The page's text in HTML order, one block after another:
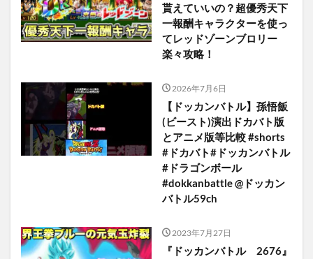
貰えていいの？超優秀天下
一報酬キャラクターを使っ
てレッドゾーンブロリー
楽々攻略！
2026年7月6日
【ドッカンバトル】孫悟飯
(ビースト)演出ドカバト版
とアニメ版等比較 #shorts
#ドカバト#ドッカンバトル
#ドラゴンボール
#dokkanbattle @ドッカン
バトル59ch
2023年7月27日
『ドッカンバトル 2676』